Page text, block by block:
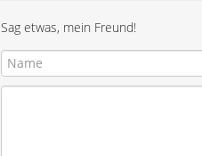
Sag etwas, mein Freund!